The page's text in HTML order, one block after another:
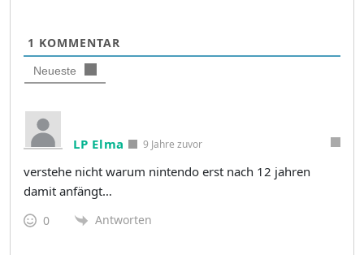
1 KOMMENTAR
Neueste
LP Elma 9 Jahre zuvor
verstehe nicht warum nintendo erst nach 12 jahren
damit anfängt…
0 Antworten